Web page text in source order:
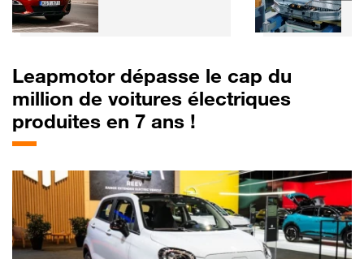
Leapmotor dépasse le cap du
million de voitures électriques
produites en 7 ans !